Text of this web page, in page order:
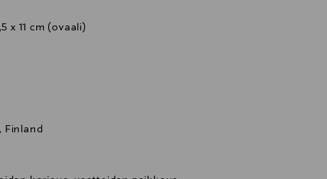
x 11 cm (ovaali)
Finland